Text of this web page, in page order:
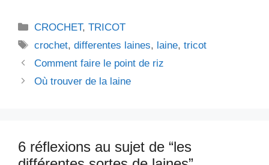
Catégories
CROCHET,TRICOT
Étiquettes
crochet,differentes laines, laine,tricot
Comment faire le point de riz
Où trouver de la laine
6 réflexions au sujet de “les